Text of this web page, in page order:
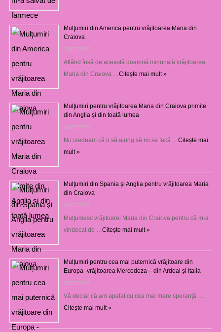
Mulţumiri din America pentru vrăjitoarea Maria din
Craiova
31/07/2026
Aflând însă de această doamnă minunată vrăjitoarea
Maria din Craiova … Citește mai mult »
Mulţumiri pentru vrăjitoarea Maria din Craiova primite
din Anglia și din toată lumea
29/07/2026
Nu credeam că o să ajung să mi se facă … Citește mai
mult »
Mulţumiri din Spania şi Anglia pentru vrăjitoarea Maria
din Craiova
28/07/2026
Mulţumesc vrăjitoarei Maria din Craiova pentru că m-a
vindecat de … Citește mai mult »
Mulțumiri pentru cea mai puternică vrăjitoare din
Europa -vrăjitoarea Mercedeza – din Ardeal și Italia
23/07/2026
Vă declar că am apelat cu cea mai mare speranţă …
Citește mai mult »